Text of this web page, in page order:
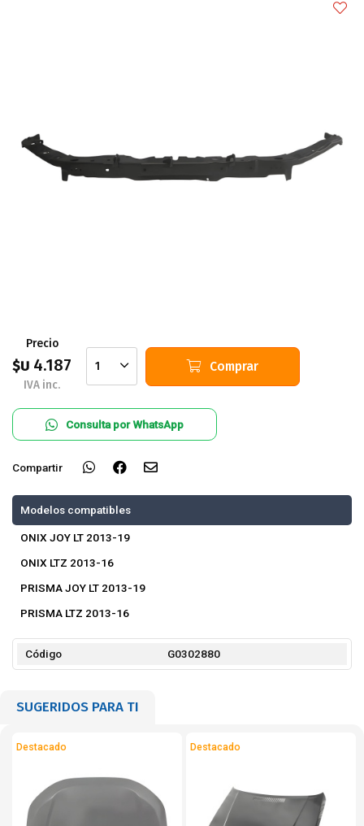
Precio
$U 4.187
IVA inc.
1 Comprar
Consulta por WhatsApp
Compartir
Modelos compatibles
ONIX JOY LT 2013-19
ONIX LTZ 2013-16
PRISMA JOY LT 2013-19
PRISMA LTZ 2013-16
Código G0302880
SUGERIDOS PARA TI
Destacado Destacado